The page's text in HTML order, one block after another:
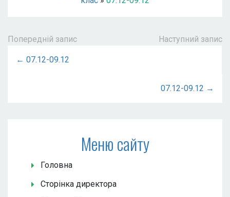
Попередній запис Наступний запис
← 07.12-09.12
07.12-09.12 →
Меню сайту
Головна
Сторінка директора